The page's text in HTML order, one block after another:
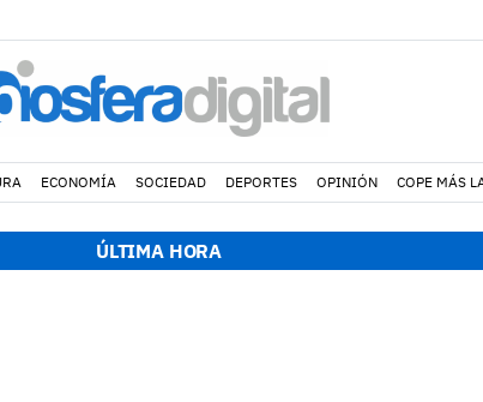
ECONOMÍA SOCIEDAD DEPORTES OPINIÓN COPE MÁS
ÚLTIMA HORA